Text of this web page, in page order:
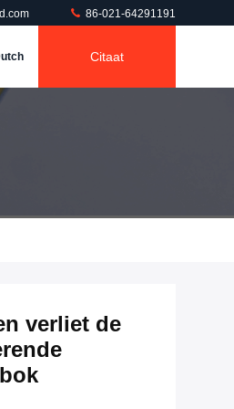
86-021-64291191
Citaat
verliet de